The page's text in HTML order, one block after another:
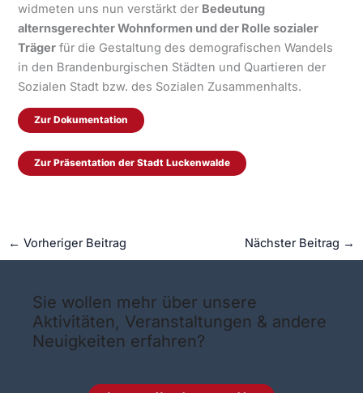
widmeten uns nun verstärkt der Bedeutung
alternsgerechter Wohnformen und der Rolle sozialer
Träger für die Gestaltung des demografischen Wandels
in den Brandenburgischen Städten und Quartieren der
Sozialen Stadt bzw. des Sozialen Zusammenhalts.
Zur Dokumentation
Zur Präsentation der Stadt Luckenwalde
← Vorheriger Beitrag Nächster Beitrag →
Sie wollen mehr über unsere
Aktivitäten, Veranstaltungen & andere
Neuigkeiten erfahren?